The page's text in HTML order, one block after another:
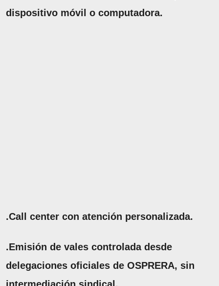
dispositivo móvil o computadora.
.Call center con atención personalizada.
.Emisión de vales controlada desde
delegaciones oficiales de OSPRERA, sin